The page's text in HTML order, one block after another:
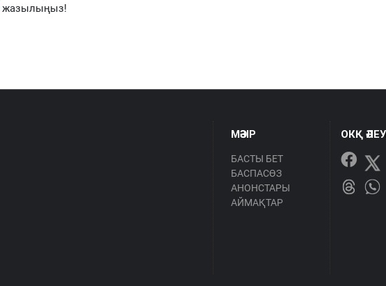
жазылыңыз!
МӘЗІР
БАСТЫ БЕТ
БАСПАСӨЗ
АНОНСТАРЫ
АЙМАҚТАР
ОКҚ